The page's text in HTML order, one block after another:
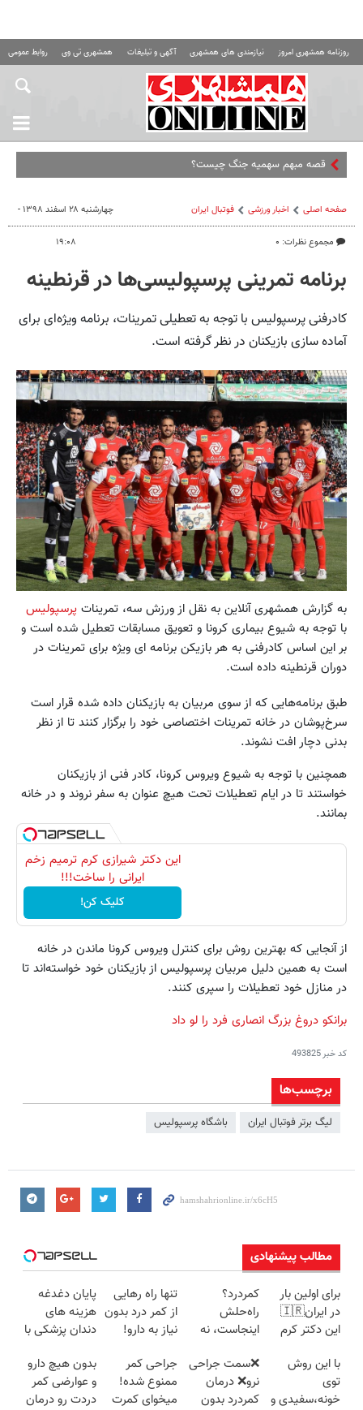
روزنامه همشهری امروز نیازمندی های همشهری آگهی و تبلیغات همشهری تی وی روابط عمومی
صفحه اصلی اخبار ورزشی فوتبال ايران
مجموع نظرات: ۰
چهارشنبه ۲۸ اسفند ۱۳۹۸ -
۱۹:۰۸
برنامه تمرینی پرسپولیسی‌ها در قرنطینه
کادرفنی پرسپولیس با توجه به تعطیلی تمرینات، برنامه ویژه‌ای برای
آماده سازی بازیکنان در نظر گرفته است.
به گزارش همشهری آنلاین به نقل از ورزش سه، تمرینات پرسپولیس
با توجه به شیوع بیماری کرونا و تعویق مسابقات تعطیل شده است و
بر این اساس کادرفنی به هر بازیکن برنامه ای ویژه برای تمرینات در
دوران قرنطینه داده است.
طبق برنامه‌هایی که از سوی مربیان به بازیکنان داده شده قرار است
سرخ‌پوشان در خانه تمرینات اختصاصی خود را برگزار کنند تا از نظر
بدنی دچار افت نشوند.
همچنین با توجه به شیوع ویروس کرونا، کادر فنی از بازیکنان
خواستند تا در ایام تعطیلات تحت هیچ عنوان به سفر نروند و در خانه
بمانند.
این دکتر شیرازی کرم ترمیم زخم
ایرانی را ساخت!!!
کلیک کن!
از آنجایی که بهترین روش برای کنترل ویروس کرونا ماندن در خانه
است به همین دلیل مربیان پرسپولیس از بازیکنان خود خواسته‌اند تا
در منازل خود تعطیلات را سپری کنند.
برانکو دروغ بزرگ انصاری فرد را لو داد
کد خبر493825
برچسب‌ها
لیگ برتر فوتبال ایران باشگاه پرسپولیس
مطالب پیشنهادی
برای اولین بار
در ایران🇮🇷
این دکتر کرم
روزه ساخت!
کمردرد؟
راه‌حلش
اینجاست، نه
تنها راه رهایی
از کمر درد بدون
نیاز به دارو!
پایان دغدغه
هزینه های
دندان پزشکی با
کننده خانگی
با این روش
توی
خونه،سفیدی و
❌سمت جراحی
نرو❌ درمان
کمردرد بدون
جراحی کمر
ممنوع شده!
میخوای کمرت
بدون هیچ دارو
و عوارضی کمر
دردت رو درمان